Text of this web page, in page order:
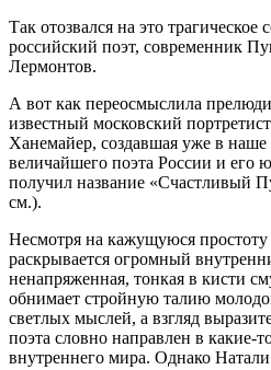
Так отозвался на это
российский поэт, современник
Лермонтов.
А вот как переосмыслила
известный московский
Ханемайер, создавшая уже в
величайшего поэта России и его
получил название «Счастливый
см.).
Несмотря на кажущуюся
раскрывается огромный
ненапряженная, тонкая в кисти
обнимает стройную талию
светлых мыслей, а взгляд
поэта словно направлен в какие-
внутреннего мира. Однако